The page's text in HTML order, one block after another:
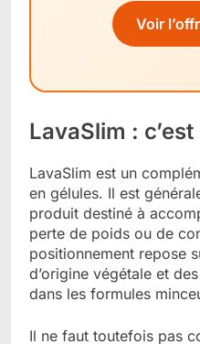
Voir
LavaSlim :
LavaSlim est un
en gélules. Il est
produit destiné à
perte de poids ou de
positionnement repose
d’origine végétale et
dans les formules
Il ne faut toutefois pas